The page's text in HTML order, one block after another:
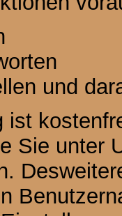
und
ist
Sie unter